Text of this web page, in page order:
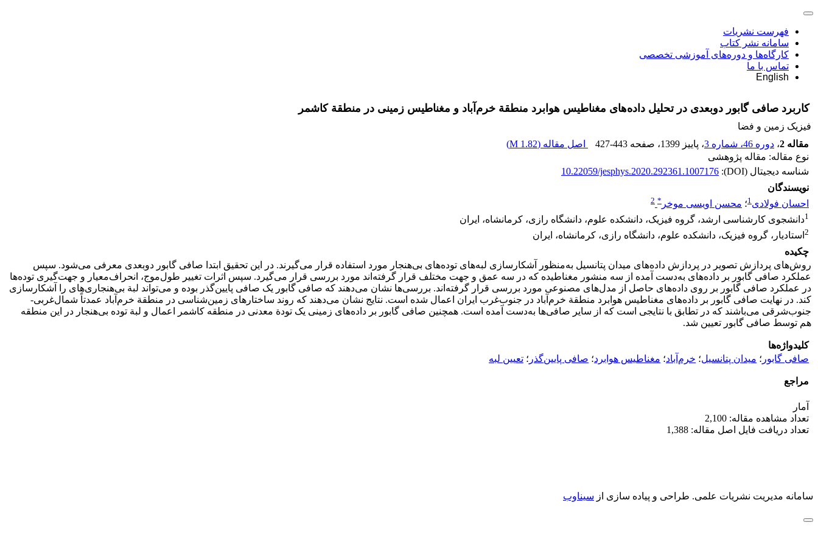
فهرست نشریات
سامانه نشر کتاب
کارگاه‌ها و دوره‌های آموزشی تخصصی
تماس با ما
English
کاربرد صافی گابور دوبعدی در تحلیل داده‌های مغناطیس هوابرد منطقة خرم‌آباد و مغناطیس زمینی در منطقة کاشمر
فیزیک زمین و فضا
مقاله 2
، دوره 46، شماره 3 ، پاییز 1399 ، صفحه 427-443 اصل مقاله (1.82 M
)
نوع مقاله: مقاله پژوهشی
شناسه دیجیتال (DOI):
10.22059/jesphys.2020.292361.1007176
نویسندگان
احسان فولادی1؛ محسن اویسی موخر *
2
1دانشجوی کارشناسی ارشد، گروه فیزیک، دانشکده علوم، دانشگاه رازی، کرمانشاه، ایران
2 استادیار، گروه فیزیک، دانشکده علوم، دانشگاه رازی، کرمانشاه، ایران
چکیده
روش‌های پردازش تصویر در پردازش داده‌های میدان پتانسیل به‌منظور آشکارسازی لبه‌های توده‌های بی‌هنجار مورد استفاده قرار می‌گیرند. در این تحقیق ابتدا صافی گابور دوبعدی معرفی می‌شود. سپس
عملکرد صافی گابور بر داده‌های به‌دست آمده از سه منشور مغناطیده که در سه عمق و جهت مختلف قرار گرفته‌اند مورد بررسی قرار می‌گیرد. سپس اثرات تغییر طول‌موج، انحراف‌معیار و جهت‌گیری توده‌ها
در عملکرد صافی گابور بر روی داده‌های حاصل از مدل‌های مصنوعی مورد بررسی قرار گرفته‌اند. بررسی‌ها نشان می‌دهند که صافی گابور یک صافی پایین‌گذر بوده و می‌تواند لبة بی‌هنجاری‌های را آشکارسازی
کند. در نهایت صافی گابور بر داده‌های مغناطیس هوابرد منطقة خرم‌آباد در جنوب‌غرب ایران اعمال شده است. نتایج نشان می‌دهند که روند ساختارهای زمین‌شناسی در منطقة خرم‌آباد عمدتاً شمال‌غربی-
جنوب‌شرقی می‌باشند که در تطابق با نتایجی است که از سایر صافی‌ها به‌دست آمده است. همچنین صافی گابور بر داده‌های زمینی یک تودة معدنی در منطقه کاشمر اعمال و لبة توده بی‌هنجار در این منطقه
هم توسط صافی گابور تعیین شد.
کلیدواژه‌ها
صافی گابور ؛ میدان پتانسیل؛ خرم‌آباد؛ مغناطیس هوابرد؛ صافی پایین‌گذر ؛ تعیین لبه
مراجع
آمار
تعداد مشاهده مقاله: 2,100
تعداد دریافت فایل اصل مقاله: 1,388
سامانه مدیریت نشریات علمی. طراحی و پیاده سازی از سیناوب